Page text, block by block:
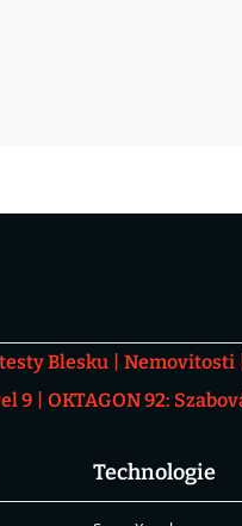
Blesku Nemovitosti
9 OKTAGON 92:
Technologie